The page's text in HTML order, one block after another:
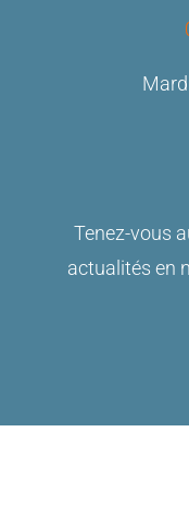
Tenez-vous
actualités en